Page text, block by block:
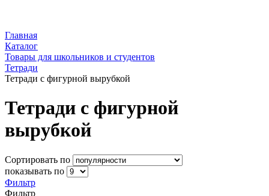
Главная
Каталог
Товары для школьников и студентов
Тетради
Тетради с фигурной вырубкой
Тетради с фигурной
вырубкой
Сортировать по
показывать по
Фильтр
Фильтр